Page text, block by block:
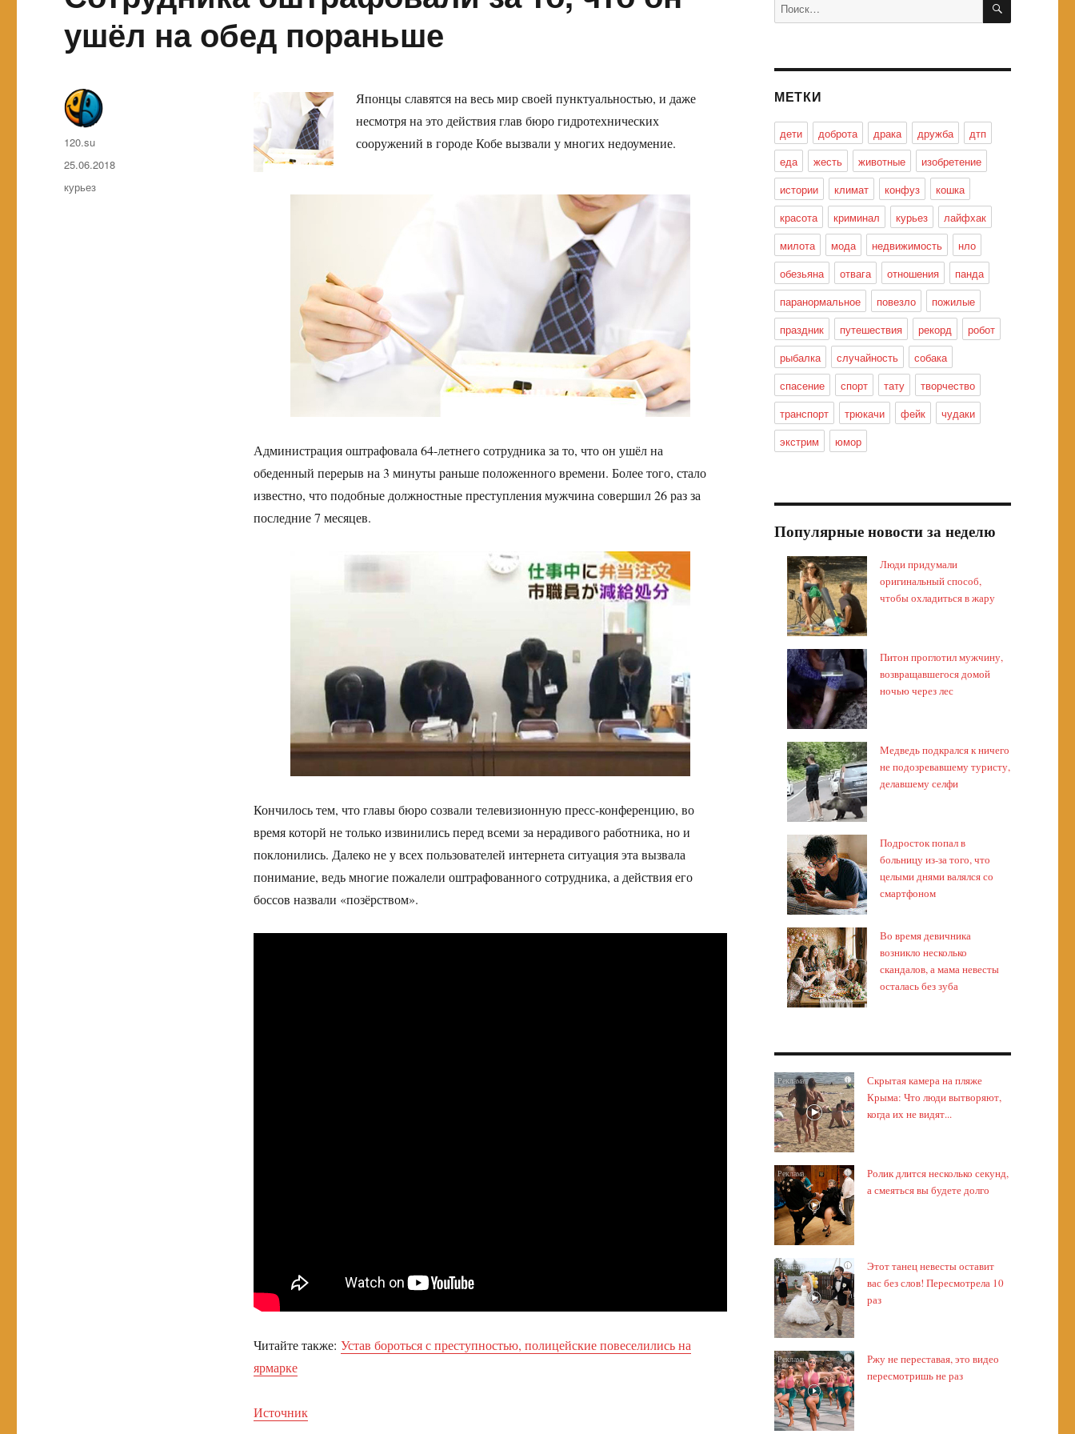
ушёл на обед пораньше
Японцы славятся на весь мир своей пунктуальностью, и даже
несмотря на это действия глав бюро гидротехнических
сооружений в городе Кобе вызвали у многих недоумение.
Администрация оштрафовала 64-летнего сотрудника за то, что он ушёл на
обеденный перерыв на 3 минуты раньше положенного времени. Более того, стало
известно, что подобные должностные преступления мужчина совершил 26 раз за
последние 7 месяцев.
Кончилось тем, что главы бюро созвали телевизионную пресс-конференцию, во
время которй не только извинились перед всеми за нерадивого работника, но и
поклонились. Далеко не у всех пользователей интернета ситуация эта вызвала
понимание, ведь многие пожалели оштрафованного сотрудника, а действия его
боссов назвали «позёрством».
Читайте также: Устав бороться с преступностью, полицейские повеселились на
ярмарке
Источник
Автор
120.su
Опубликовано
25.06.2018
Метки
курьез
МЕТКИ
дети доброта драка дружба
дтп
еда
жесть животные
изобретение
истории
климат конфуз
кошка
красота
криминал курьез
лайфхак
милота
мода недвижимость
нло
обезьяна
отвага отношения
панда
паранормальное
повезло
пожилые
праздник
путешествия рекорд
робот
рыбалка
случайность
собака
спасение
спорт тату
творчество
транспорт
трюкачи фейк
чудаки
экстрим
юмор
Популярные новости за неделю
Люди придумали
оригинальный способ,
чтобы охладиться в жару
Питон проглотил мужчину,
возвращавшегося домой
ночью через лес
Медведь подкрался к ничего
не подозревавшему туристу,
делавшему селфи
Подросток попал в
больницу из-за того, что
целыми днями валялся со
смартфоном
Во время девичника
возникло несколько
скандалов, а мама невесты
осталась без зуба
i
Скрытая камера на пляже
Крыма: Что люди вытворяют,
когда их не видят...
i
Ролик длится несколько секунд,
а смеяться вы будете долго
i
Этот танец невесты оставит
вас без слов! Пересмотрела 10
раз
i
Ржу не переставая, это видео
пересмотришь не раз